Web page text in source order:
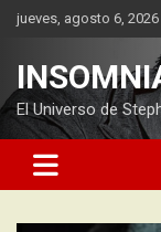
Saltarjueves, agosto 6, 2026
El Universo de